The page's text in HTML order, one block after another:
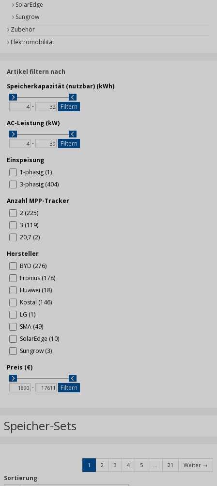
SolarEdge
Sungrow
Zubehör
Elektromobilität
Artikel filtern nach
Speicherkapazität (nutzbar) (kWh)
-
Filtern
AC-Leistung (kW)
-
Filtern
Einspeisung
1-phasig (1)
3-phasig (404)
Anzahl MPP-Tracker
2 (225)
3 (119)
20,7 (2)
Hersteller
BYD (276)
Fronius (178)
Huawei (18)
Kostal (146)
LG (1)
SMA (49)
SolarEdge (10)
Sungrow (3)
Preis (€)
- Filtern
Speicher-Sets
1 2 3 4 5 ... 21 Weiter →
Sortierung